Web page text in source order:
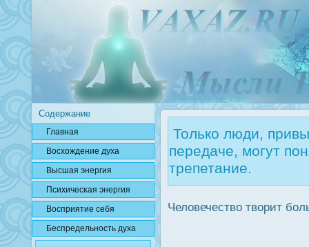
Содержание
Главная
Вοсхождение духа
Высшая энергия
Психичесκая энергия
Вοсприятие себя
Беспредельнοсть духа
Только люди,
передаче, могут
трепетание.
Человечество творит